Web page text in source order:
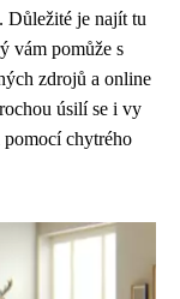
Důležité je najít tu
vám pomůže s
zdrojů a online
úsilí se i vy
pomocí chytrého